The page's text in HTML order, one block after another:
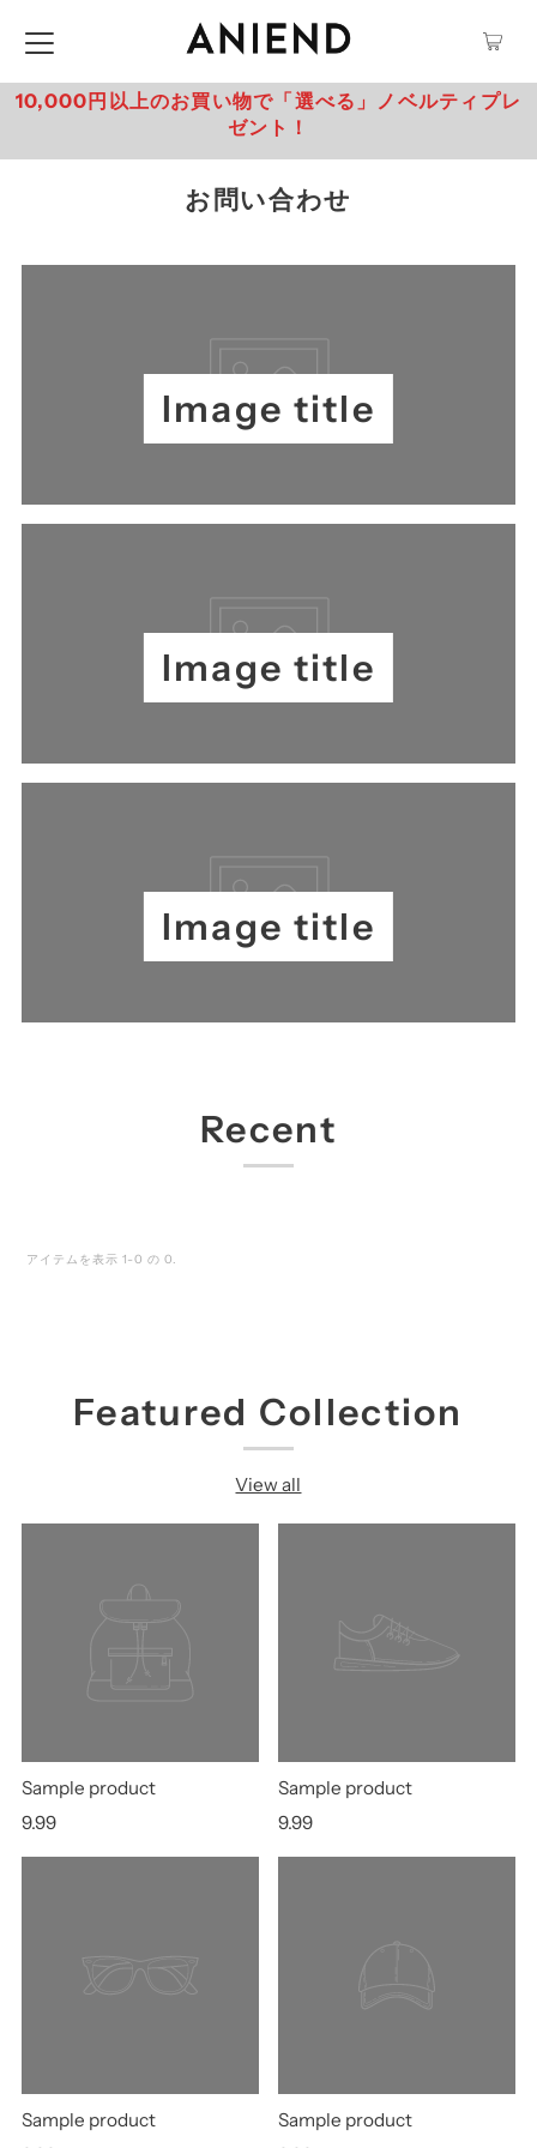
10,000円以上のお買い物で「選べる」ノベルティプレ
ゼント！
お問い合わせ
Image title
Image title
Image title
Recent
アイテムを表示 1-0 の 0.
Featured Collection
View all
Sample product
9.99
Sample product
9.99
Sample product
Sample product